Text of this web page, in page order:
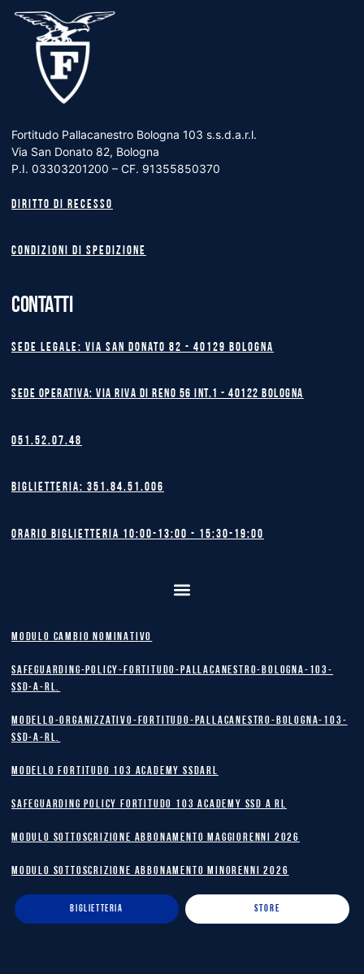
Fortitudo Pallacanestro Bologna 103 s.s.d.a.r.l.
Via San Donato 82, Bologna
P.I. 03303201200 – CF. 91355850370
Diritto di recesso
Condizioni di spedizione
CONTATTI
Sede legale: Via San Donato 82 - 40129 BOLOGNA
Sede operativa: Via Riva di Reno 56 int.1 - 40122 BOLOGNA
051.52.07.48
Biglietteria: 351.84.51.006
Orario biglietteria 10:00-13:00 - 15:30-19:00
MODULO CAMBIO NOMINATIVO
safeguarding-policy-Fortitudo-Pallacanestro-Bologna-103-
SSD-A-RL.
Modello-Organizzativo-Fortitudo-Pallacanestro-Bologna-103-
SSD-A-RL.
MODELLO FORTITUDO 103 ACADEMY SSDARL
safeguarding policy Fortitudo 103 Academy SSD A RL
MODULO SOTTOSCRIZIONE ABBONAMENTO MAGGIORENNI 2026
MODULO SOTTOSCRIZIONE ABBONAMENTO MINORENNI 2026
BIGLIETTERIA STORE